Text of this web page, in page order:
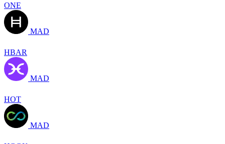
ONE
MAD
HBAR
MAD
HOT
MAD